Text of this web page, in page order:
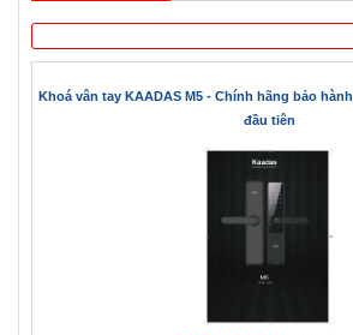
Khoá vân tay KAADAS M5 - Chính hãng bảo
đầu tiên